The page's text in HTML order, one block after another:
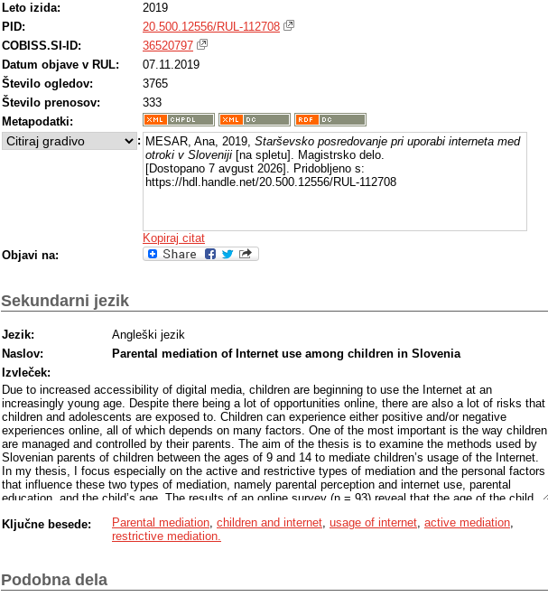
Leto izida:
2019
PID:
20.500.12556/RUL-112708
COBISS.SI-ID:
36520797
Datum objave v RUL:
07.11.2019
Število ogledov:
3765
Število prenosov:
333
Metapodatki:
: MESAR, Ana, 2019, Starševsko posredovanje pri uporabi interneta med
otroki v Sloveniji [na spletu]. Magistrsko delo.
[Dostopano 7 avgust 2026]. Pridobljeno s:
https://hdl.handle.net/20.500.12556/RUL-112708
Kopiraj citat
Objavi na:
Sekundarni jezik
Jezik:
Angleški jezik
Naslov:
Parental mediation of Internet use among children in Slovenia
Izvleček:
Due to increased accessibility of digital media, children are beginning to use the Internet at an
increasingly young age. Despite there being a lot of opportunities online, there are also a lot of risks that
children and adolescents are exposed to. Children can experience either positive and/or negative
experiences online, all of which depends on many factors. One of the most important is the way children
are managed and controlled by their parents. The aim of the thesis is to examine the methods used by
Slovenian parents of children between the ages of 9 and 14 to mediate children’s usage of the Internet.
In my thesis, I focus especially on the active and restrictive types of mediation and the personal factors
that influence these two types of mediation, namely parental perception and internet use, parental
education, and the child’s age. The results of an online survey (n = 93) reveal that the age of the child
towards the internet do not significantly influence the mediation. The results also reveal a link between
the types of mediation and parental education. Slovenian parents are somewhat more inclined to use a
starting point for further research.
Ključne besede: Parental mediation children and internet usage of internet active mediation
restrictive mediation.
Podobna dela